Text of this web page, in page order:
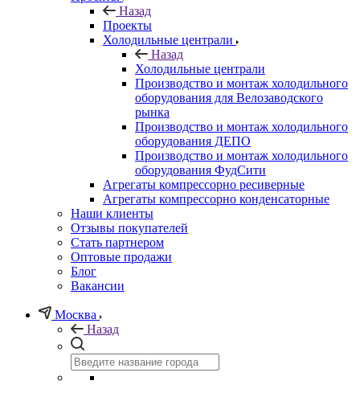
Назад
Проекты
Холодильные централи
Назад
Холодильные централи
Производство и монтаж холодильного
оборудования для Велозаводского
рынка
Производство и монтаж холодильного
оборудования ДЕПО
Производство и монтаж холодильного
оборудования ФудСити
Агрегаты компрессорно ресиверные
Агрегаты компрессорно конденсаторные
Наши клиенты
Отзывы покупателей
Стать партнером
Оптовые продажи
Блог
Вакансии
Москва
Назад